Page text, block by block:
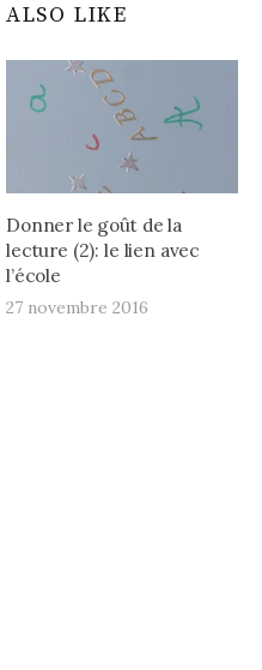
LIKE
Donner le goût de la
lecture (2): le lien avec
l’école
27 novembre 2016